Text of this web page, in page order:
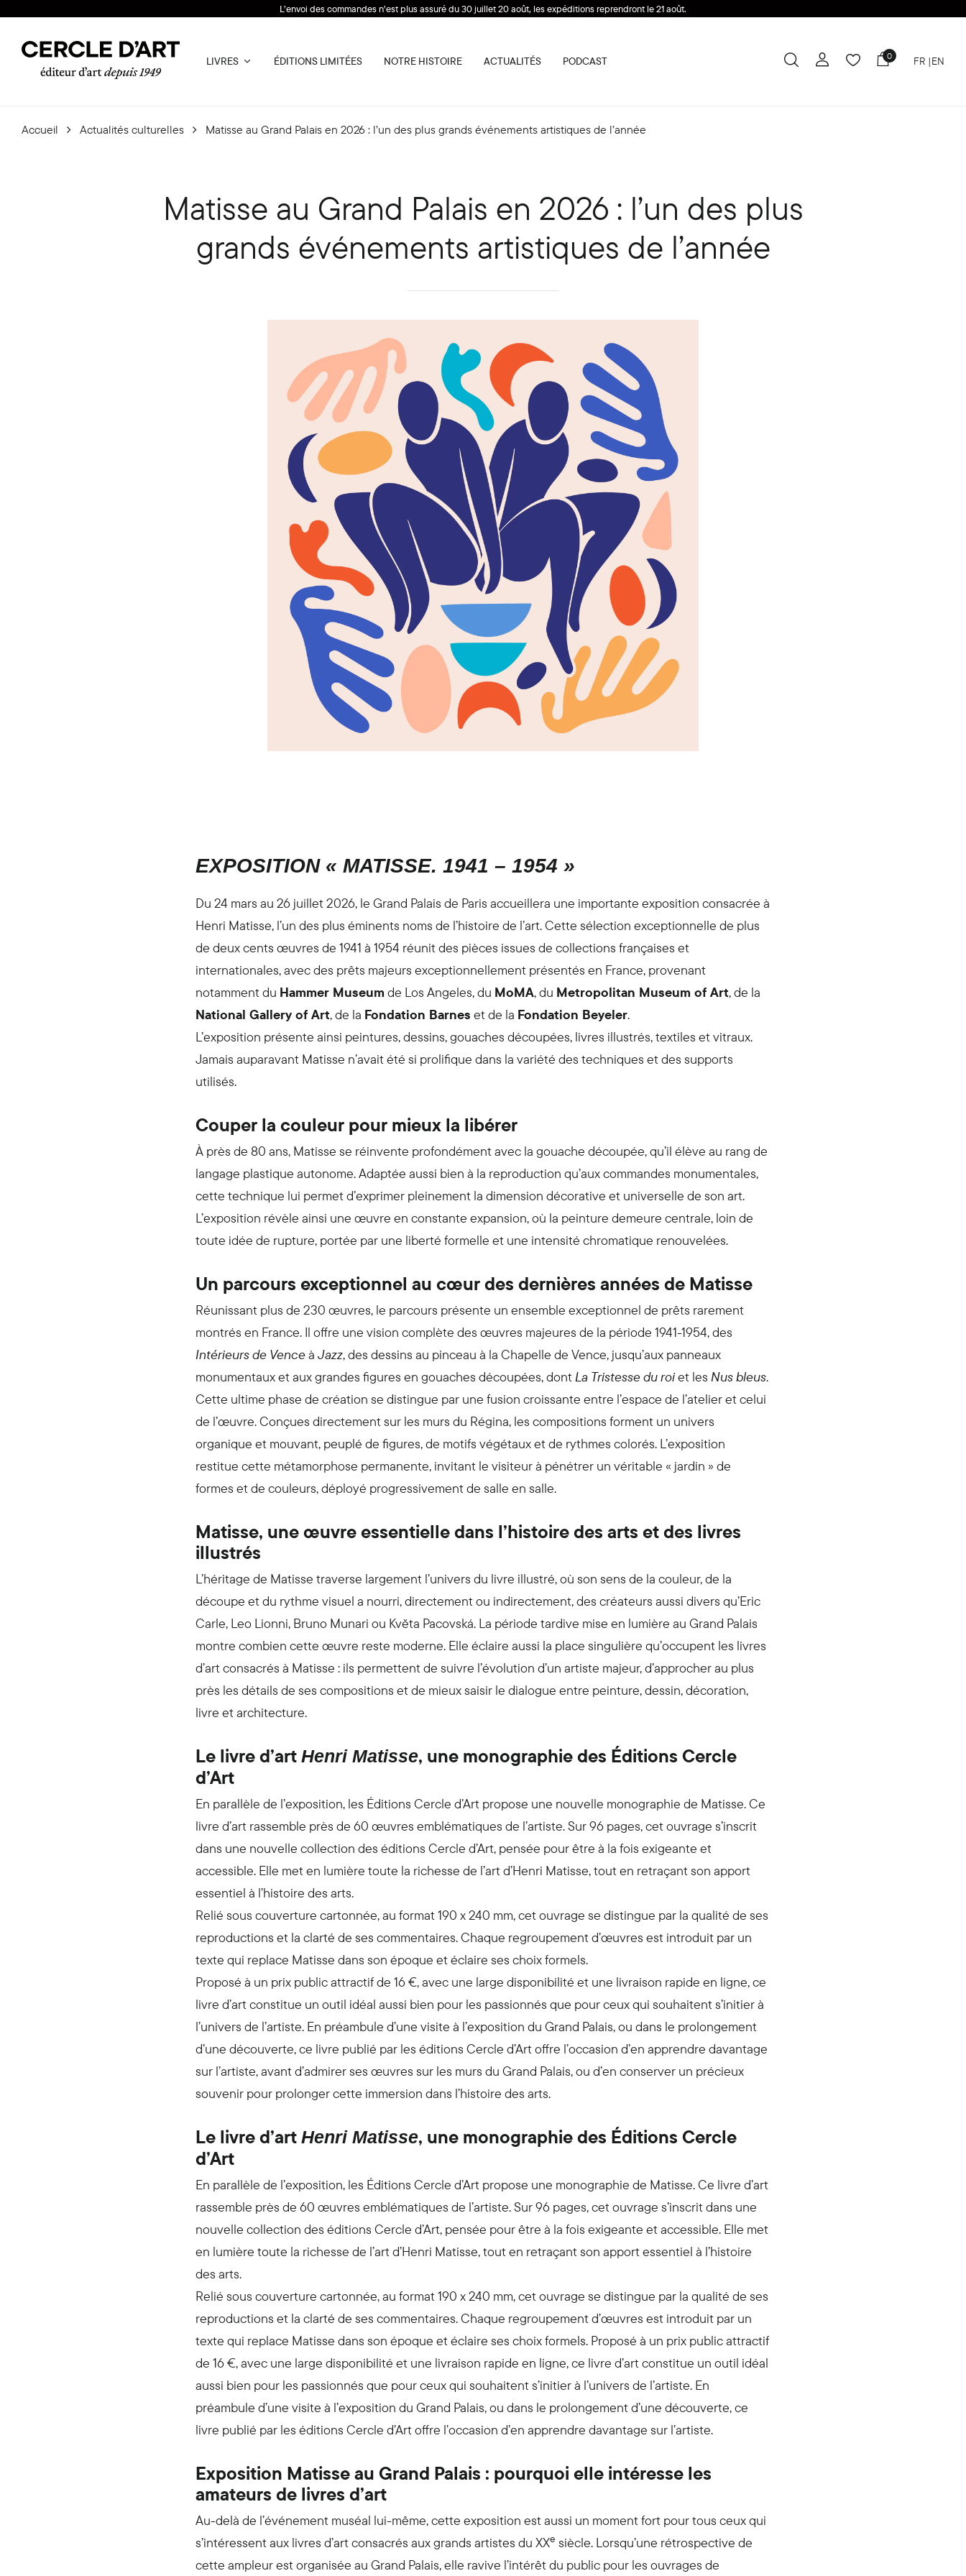
L’envoi des commandes n’est plus assuré du 30 juillet 20 août, les expéditions reprendront le 21 août.
LIVRES ÉDITIONS LIMITÉES NOTRE HISTOIRE ACTUALITÉS PODCAST 0 FR EN
Accueil Actualités culturelles Matisse au Grand Palais en 2026 : l’un des plus grands événements artistiques de l’année
Matisse au Grand Palais en 2026 : l’un des plus
grands événements artistiques de l’année
EXPOSITION « MATISSE. 1941 – 1954 »
Du 24 mars au 26 juillet 2026, le Grand Palais de Paris accueillera une importante exposition consacrée à
Henri Matisse, l’un des plus éminents noms de l’histoire de l’art. Cette sélection exceptionnelle de plus
de deux cents œuvres de 1941 à 1954 réunit des pièces issues de collections françaises et
internationales, avec des prêts majeurs exceptionnellement présentés en France, provenant
notamment du Hammer Museum de Los Angeles, du MoMA, du Metropolitan Museum of Art, de la
National Gallery of Art, de la Fondation Barnes et de la Fondation Beyeler.
L’exposition présente ainsi peintures, dessins, gouaches découpées, livres illustrés, textiles et vitraux.
Jamais auparavant Matisse n’avait été si prolifique dans la variété des techniques et des supports
utilisés.
Couper la couleur pour mieux la libérer
À près de 80 ans, Matisse se réinvente profondément avec la gouache découpée, qu’il élève au rang de
langage plastique autonome. Adaptée aussi bien à la reproduction qu’aux commandes monumentales,
cette technique lui permet d’exprimer pleinement la dimension décorative et universelle de son art.
L’exposition révèle ainsi une œuvre en constante expansion, où la peinture demeure centrale, loin de
toute idée de rupture, portée par une liberté formelle et une intensité chromatique renouvelées.
Un parcours exceptionnel au cœur des dernières années de Matisse
Réunissant plus de 230 œuvres, le parcours présente un ensemble exceptionnel de prêts rarement
montrés en France. Il offre une vision complète des œuvres majeures de la période 1941-1954, des
Intérieurs de Venceà Jazz, des dessins au pinceau à la Chapelle de Vence, jusqu’aux panneaux
monumentaux et aux grandes figures en gouaches découpées, dontLa Tristesse du roiet les Nus bleus.
Cette ultime phase de création se distingue par une fusion croissante entre l’espace de l’atelier et celui
de l’œuvre. Conçues directement sur les murs du Régina, les compositions forment un univers
organique et mouvant, peuplé de figures, de motifs végétaux et de rythmes colorés. L’exposition
restitue cette métamorphose permanente, invitant le visiteur à pénétrer un véritable « jardin » de
formes et de couleurs, déployé progressivement de salle en salle.
Matisse, une œuvre essentielle dans l’histoire des arts et des livres
illustrés
L’héritage de Matisse traverse largement l’univers du livre illustré, où son sens de la couleur, de la
découpe et du rythme visuel a nourri, directement ou indirectement, des créateurs aussi divers qu’Eric
Carle, Leo Lionni, Bruno Munari ou Kvĕta Pacovská. La période tardive mise en lumière au Grand Palais
montre combien cette œuvre reste moderne. Elle éclaire aussi la place singulière qu’occupent les livres
d’art consacrés à Matisse : ils permettent de suivre l’évolution d’un artiste majeur, d’approcher au plus
près les détails de ses compositions et de mieux saisir le dialogue entre peinture, dessin, décoration,
livre et architecture.
Le livre d’art Henri Matisse, une monographie des Éditions Cercle
d’Art
En parallèle de l’exposition, les Éditions Cercle d’Art propose une nouvelle monographie de Matisse. Ce
livre d’art rassemble près de 60 œuvres emblématiques de l’artiste. Sur 96 pages, cet ouvrage s’inscrit
dans une nouvelle collection des éditions Cercle d’Art, pensée pour être à la fois exigeante et
accessible. Elle met en lumière toute la richesse de l’art d’Henri Matisse, tout en retraçant son apport
essentiel à l’histoire des arts.
Relié sous couverture cartonnée, au format 190 x 240 mm, cet ouvrage se distingue par la qualité de ses
reproductions et la clarté de ses commentaires. Chaque regroupement d’œuvres est introduit par un
texte qui replace Matisse dans son époque et éclaire ses choix formels.
Proposé à un prix public attractif de 16 €, avec une large disponibilité et une livraison rapide en ligne, ce
livre d’art constitue un outil idéal aussi bien pour les passionnés que pour ceux qui souhaitent s’initier à
l’univers de l’artiste. En préambule d’une visite à l’exposition du Grand Palais, ou dans le prolongement
d’une découverte, ce livre publié par les éditions Cercle d’Art offre l’occasion d’en apprendre davantage
sur l’artiste, avant d’admirer ses œuvres sur les murs du Grand Palais, ou d’en conserver un précieux
souvenir pour prolonger cette immersion dans l’histoire des arts.
Le livre d’art Henri Matisse, une monographie des Éditions Cercle
d’Art
En parallèle de l’exposition, les Éditions Cercle d’Art propose une monographie de Matisse. Ce livre d’art
rassemble près de 60 œuvres emblématiques de l’artiste. Sur 96 pages, cet ouvrage s’inscrit dans une
nouvelle collection des éditions Cercle d’Art, pensée pour être à la fois exigeante et accessible. Elle met
en lumière toute la richesse de l’art d’Henri Matisse, tout en retraçant son apport essentiel à l’histoire
des arts.
Relié sous couverture cartonnée, au format 190 x 240 mm, cet ouvrage se distingue par la qualité de ses
reproductions et la clarté de ses commentaires. Chaque regroupement d’œuvres est introduit par un
texte qui replace Matisse dans son époque et éclaire ses choix formels. Proposé à un prix public attractif
de 16 €, avec une large disponibilité et une livraison rapide en ligne, ce livre d’art constitue un outil idéal
aussi bien pour les passionnés que pour ceux qui souhaitent s’initier à l’univers de l’artiste. En
préambule d’une visite à l’exposition du Grand Palais, ou dans le prolongement d’une découverte, ce
livre publié par les éditions Cercle d’Art offre l’occasion d’en apprendre davantage sur l’artiste.
Exposition Matisse au Grand Palais : pourquoi elle intéresse les
amateurs de livres d’art
Au-delà de l’événement muséal lui-même, cette exposition est aussi un moment fort pour tous ceux qui
s’intéressent aux livres d’art consacrés aux grands artistes du XXe siècle. Lorsqu’une rétrospective de
cette ampleur est organisée au Grand Palais, elle ravive l’intérêt du public pour les ouvrages de